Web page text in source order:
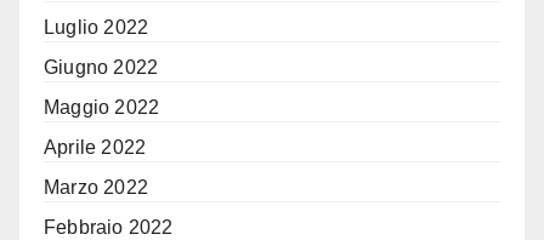
Luglio 2022
Giugno 2022
Maggio 2022
Aprile 2022
Marzo 2022
Febbraio 2022